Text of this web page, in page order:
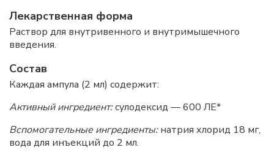
Лекарственная форма
Раствор для внутривенного и внутримышечного
введения.
Состав
Каждая ампула (2 мл) содержит:
Активный ингредиент:сулодексид — 600 ЛЕ*
Вспомогательные ингредиенты:натрия хлорид 18 мг,
вода для инъекций до 2 мл.